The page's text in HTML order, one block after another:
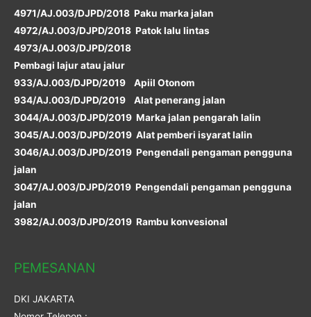
4971/AJ.003/DJPD/2018 Paku marka jalan
4972/AJ.003/DJPD/2018 Patok lalu lintas
4973/AJ.003/DJPD/2018
Pembagi lajur atau jalur
933/AJ.003/DJPD/2019 Apiil Otonom
934/AJ.003/DJPD/2019 Alat penerang jalan
3044/AJ.003/DJPD/2019 Marka jalan pengarah lalin
3045/AJ.003/DJPD/2019 Alat pemberi isyarat lalin
3046/AJ.003/DJPD/2019 Pengendali pengaman pengguna
jalan
3047/AJ.003/DJPD/2019 Pengendali pengaman pengguna
jalan
3982/AJ.003/DJPD/2019 Rambu konvesional
PEMESANAN
DKI JAKARTA